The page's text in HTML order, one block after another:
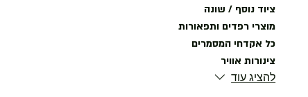
ציוד נוסף / שונה
מוצרי רפדים ותפאורות
כל אקדחי המסמרים
צינורות אוויר
להציג עוד